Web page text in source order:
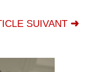
SUIVANT